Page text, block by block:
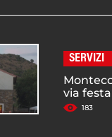
SERVIZI
via festa
183